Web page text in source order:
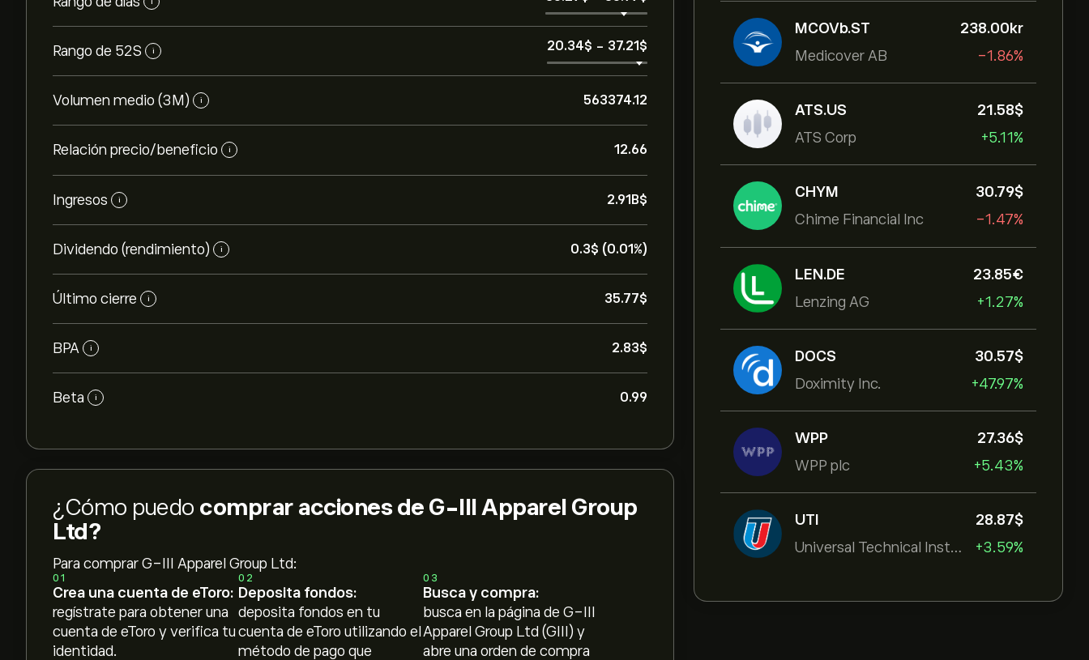
MCOVb.ST
Medicover AB
238.00‎kr‎
-1.86%
ATS.US
ATS Corp
21.58‎$‎
+5.11%
CHYM
Chime Financial Inc
30.79‎$‎
-1.47%
LEN.DE
Lenzing AG
23.85‎€‎
+1.27%
DOCS
Doximity Inc.
30.57‎$‎
+47.97%
WPP
WPP plc
27.36‎$‎
+5.43%
UTI
Universal Technical Institut
28.87‎$‎
+3.59%
Rango de 52S i 20.34‎$‎ - 37.21‎$‎
Volumen medio (3M) i 563374.12
Relación precio/beneficio i 12.66
Ingresos i 2.91B‎$‎
Dividendo (rendimiento) i 0.3‎$‎ (0.01%)
Último cierre i 35.77‎$‎
BPA i 2.83‎$‎
Beta i 0.99
¿Cómo puedo comprar acciones de G-III Apparel Group
Ltd?
Para comprar G-III Apparel Group Ltd:
01
Crea una cuenta de eToro:
regístrate para obtener una
cuenta de eToro y verifica tu
identidad.
02
Deposita fondos:
deposita fondos en tu
cuenta de eToro utilizando el
método de pago que
03
Busca y compra:
busca en la página de G-III
Apparel Group Ltd (GIII) y
abre una orden de compra